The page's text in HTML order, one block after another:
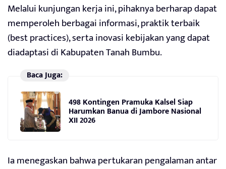
Melalui kunjungan kerja ini, pihaknya berharap dapat
memperoleh berbagai informasi, praktik terbaik
(best practices), serta inovasi kebijakan yang dapat
diadaptasi di Kabupaten Tanah Bumbu.
Baca Juga:
498 Kontingen Pramuka Kalsel Siap
Harumkan Banua di Jambore Nasional
XII 2026
Ia menegaskan bahwa pertukaran pengalaman antar